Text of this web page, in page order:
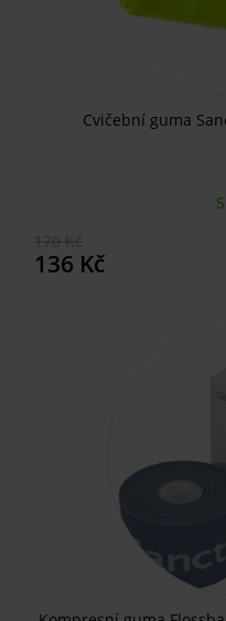
Cvičební guma
136 Kč